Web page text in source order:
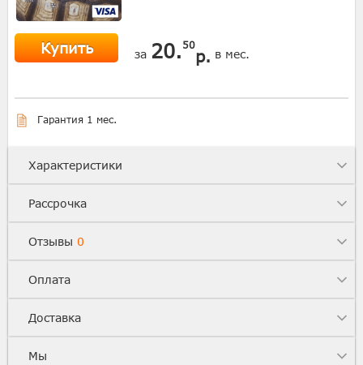
Купить за 20. 50
р. в мес.
Гарантия 1 мес.
Характеристики
Рассрочка
Отзывы 0
Оплата
Доставка
Мы